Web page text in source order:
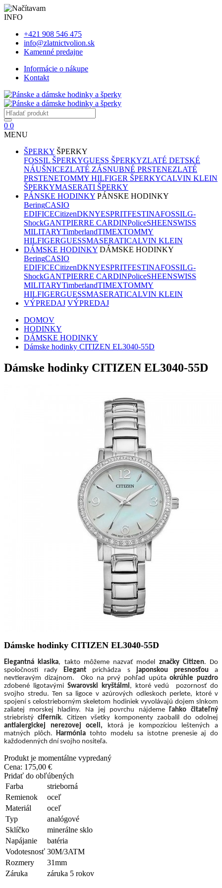
INFO
+421 908 546 475
info@zlatnictvolion.sk
Kamenné predajne
Informácie o nákupe
Kontakt
0 0
MENU
ŠPERKY ŠPERKY
FOSSIL ŠPERKYGUESS ŠPERKYZLATÉ DETSKÉ
NÁUŠNICEZLATÉ ZÁSNUBNÉ PRSTENEZLATÉ
PRSTENETOMMY HILFIGER ŠPERKYCALVIN KLEIN
ŠPERKYMASERATI ŠPERKY
PÁNSKE HODINKY PÁNSKE HODINKY
BeringCASIO
EDIFICECitizenDKNYESPRITFESTINAFOSSILG-
ShockGANTPIERRE CARDINPoliceSHEENSWISS
MILITARYTimberlandTIMEXTOMMY
HILFIGERGUESSMASERATICALVIN KLEIN
DÁMSKE HODINKY DÁMSKE HODINKY
BeringCASIO
EDIFICECitizenDKNYESPRITFESTINAFOSSILG-
ShockGANTPIERRE CARDINPoliceSHEENSWISS
MILITARYTimberlandTIMEXTOMMY
HILFIGERGUESSMASERATICALVIN KLEIN
VÝPREDAJ VÝPREDAJ
DOMOV
HODINKY
DÁMSKE HODINKY
Dámske hodinky CITIZEN EL3040-55D
Dámske hodinky CITIZEN EL3040-55D
Dámske hodinky CITIZEN EL3040-55D
Elegantná klasika, takto môžeme nazvať model značky Citizen. Do
spoločnosti rady
Elegant prichádza s japonskou presnosťoua
nevtieravým dizajnom.
Oko na prvý pohľad upútaokrúhle puzdro
zdobené ligotavými Swarovski kryštálmi, ktoré vedú
pozornosť do
svojho stredu. Ten sa ligoce v azúrových odleskoch perlete, ktoré v
spojení s celostrieborným skeletom hodiniek vyvolávajú dojem slnkom
zaliatej morskej hladiny. Na jej povrchu nájdeme
ľahko čitateľný
striebristýciferník. Citizen všetky komponenty zaobalil do odolnej
antialergickej nerezovej oceli, ktorá je kompozíciou leštených a
matných plôch.
Harmóniatohto modelu sa istotne prenesie aj do
každodenných dní svojho nositeľa.
Produkt je momentálne vypredaný
Cena: 175,00 €
Pridať do obľúbených
Farba
strieborná
Remienok
oceľ
Materiál
oceľ
Typ
analógové
Sklíčko
minerálne sklo
Napájanie
batéria
Vodotesnosť 30M/3ATM
Rozmery
31mm
Záruka
záruka 5 rokov